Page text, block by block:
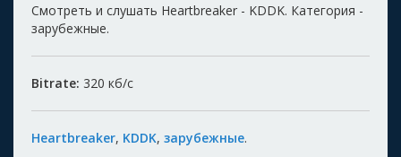
Смотреть и слушать Heartbreaker - KDDK. Категория -
зарубежные.
Bitrate: 320 кб/с
Heartbreaker, KDDK, зарубежные.